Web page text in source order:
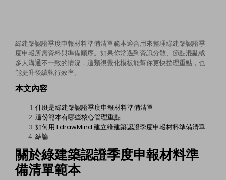
綠建築認證季度申報材料準備清單範本適合用來整理綠建築認證季
度申報所需資料與準備順序。如果你常遇到資訊分散、節點混亂或
多人溝通不一致的情況，這類視覺化模板能幫你更快整理重點，也
能提升後續執行效率。
本文內容
什麼是綠建築認證季度申報材料準備清單
這份範本有哪些核心管理重點
如何用 EdrawMind 建立綠建築認證季度申報材料準備清單
結論
關於綠建築認證季度申報材料準
備清單範本